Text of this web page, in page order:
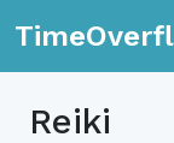
Reiki